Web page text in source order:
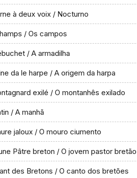
à deux voix / Nocturno
/ Os campos
Le Trébuchet / A armadilha
da le harpe / A origem da harpa
exilé / O montanhês exilado
/ A manhã
Le Maure jaloux / O mouro ciumento
Le Jeune Pâtre breton / O jovem pastor bretão
des Bretons / O canto dos bretões